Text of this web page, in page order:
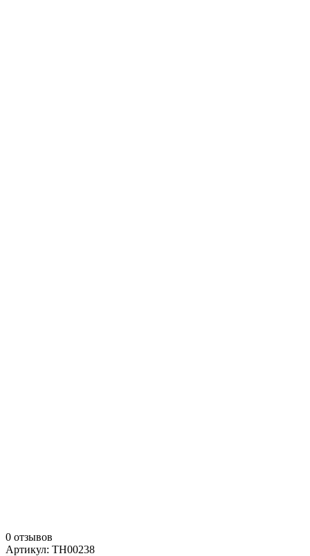
0 отзывов
Артикул: TH00238